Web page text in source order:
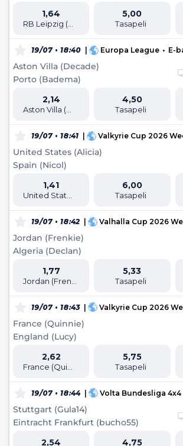
RB Leipzig (Sheva)
1,64
Tasapeli
5,00
19/07 • 18:40 Europa League • E-
Aston Villa (Decade)
Porto (Badema)
Aston Villa (Decade)
2,14
Tasapeli
4,50
19/07 • 18:41 Valkyrie Cup 2026
United States (Alicia)
Spain (Nicol)
1,41
Tasapeli
6,00
19/07 • 18:42 Valhalla Cup 2026
Jordan (Frenkie)
Algeria (Declan)
1,77
Tasapeli
5,33
19/07 • 18:43 Valkyrie Cup 2026
France (Quinnie)
England (Lucy)
2,62
Tasapeli
5,75
19/07 • 18:44 Volta Bundesliga 4x4
Stuttgart (Gula14)
Eintracht Frankfurt (bucho55)
2,54 4,75